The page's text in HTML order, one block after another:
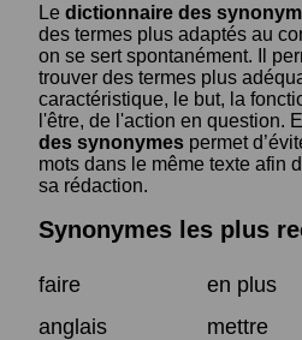
Le dictionnaire des
des termes plus adaptés au
on se sert spontanément. Il
trouver des termes plus
caractéristique, le but, la
l'être, de l'action en question.
des synonymes permet
mots dans le même texte afin
sa rédaction.
Synonymes les plus
faire
en plus
anglais
mettre